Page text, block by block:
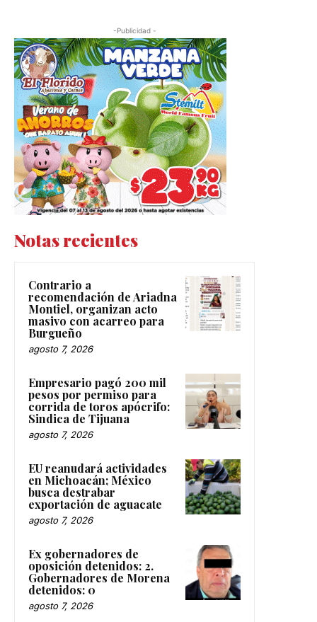
-Publicidad -
Notas recientes
Contrario a
recomendación de Ariadna
Montiel, organizan acto
masivo con acarreo para
Burgueño
agosto 7, 2026
Empresario pagó 200 mil
pesos por permiso para
corrida de toros apócrifo:
Sindica de Tijuana
agosto 7, 2026
EU reanudará actividades
en Michoacán; México
busca destrabar
exportación de aguacate
agosto 7, 2026
Ex gobernadores de
oposición detenidos: 2.
Gobernadores de Morena
detenidos: 0
agosto 7, 2026